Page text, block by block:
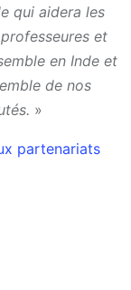
qui aidera les
et
en Inde et
de nos
»
partenariats